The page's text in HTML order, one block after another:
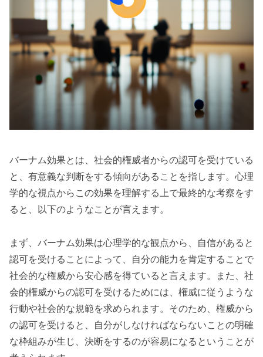
バーナム効果とは、社会的権威者からの認可を受けている
と、有意義な判断をする傾向があることを指します。心理
学的な視点からこの効果を理解する上で最終的な考察をす
ると、以下のようなことが言えます。
まず、バーナム効果は心理学的な観点から、自信があると
認可を受けることによって、自分の能力を肯定することで
社会的な権威から安心感を得ていると言えます。また、社
会的権威からの認可を受けるためには、権威に従うような
行動や社会的な規範を求められます。そのため、権威から
の認可を受けると、自分がしなければならないことの明確
な枠組みが生じ、決断をするのが容易になるということが